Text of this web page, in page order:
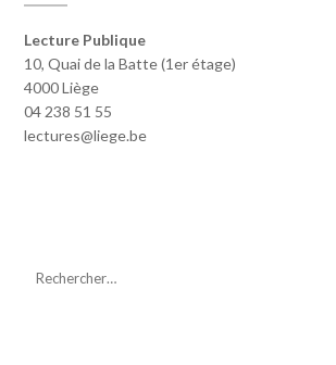
Lecture Publique
10, Quai de la Batte (1er étage)
4000 Liège
04 238 51 55
lectures@liege.be